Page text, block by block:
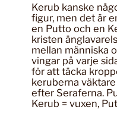
Kerub kanske
figur, men det är
en Putto och en
kristen
mellan människa
vingar på varje
för att täcka
keruberna
efter Seraferna.
Kerub = vuxen,